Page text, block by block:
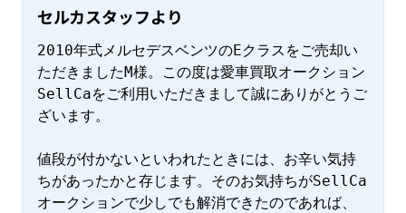
セルカスタッフより
2010年式メルセデスベンツのEクラスをご売却い
ただきましたM様。この度は愛車買取オークション
SellCaをご利用いただきまして誠にありがとうご
ざいます。
値段が付かないといわれたときには、お辛い気持
ちがあったかと存じます。そのお気持ちがSellCa
オークションで少しでも解消できたのであれば、